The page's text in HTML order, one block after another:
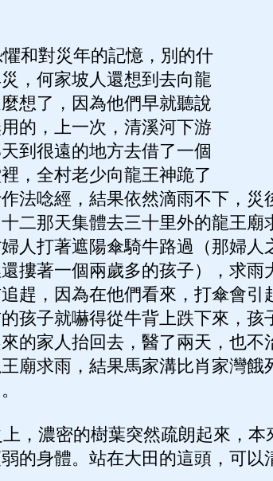
和對災年的記憶，別的什
，何家坡人還想到去向龍
想了，因為他們早就聽說
的，上一次，清溪河下游
到很遠的地方去借了一個
，全村老少向龍王神跪了
法唸經，結果依然滴雨不下，災
二那天集體去三十里外的龍王廟
人打著遮陽傘騎牛路過（那婦
摟著一個兩歲多的孩子），求雨
趕，因為在他們看來，打傘會引
孩子就嚇得從牛背上跌下來，
的家人抬回去，醫了兩天，也
廟求雨，結果馬家溝比肖家灣
，濃密的樹葉突然疏朗起來，本
的身體。站在大田的這頭，可以